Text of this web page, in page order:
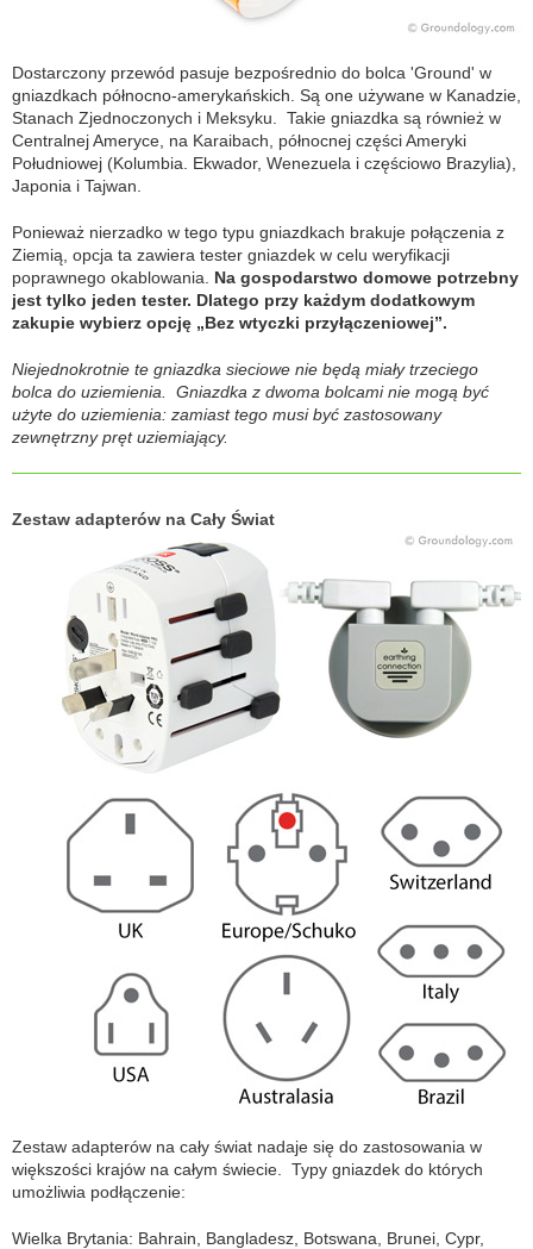
Dostarczony przewód pasuje bezpośrednio do bolca 'Ground' w
gniazdkach północno-amerykańskich. Są one używane w Kanadzie,
Stanach Zjednoczonych i Meksyku. Takie gniazdka są również w
Centralnej Ameryce, na Karaibach, północnej części Ameryki
Południowej (Kolumbia. Ekwador, Wenezuela i częściowo Brazylia),
Japonia i Tajwan.
Ponieważ nierzadko w tego typu gniazdkach brakuje połączenia z
Ziemią, opcja ta zawiera tester gniazdek w celu weryfikacji
poprawnego okablowania. Na gospodarstwo domowe potrzebny
jest tylko jeden tester. Dlatego przy każdym dodatkowym
zakupie wybierz opcję „Bez wtyczki przyłączeniowej”.
Niejednokrotnie te gniazdka sieciowe nie będą miały trzeciego
bolca do uziemienia. Gniazdka z dwoma bolcami nie mogą być
użyte do uziemienia: zamiast tego musi być zastosowany
zewnętrzny pręt uziemiający.
Zestaw adapterów na Cały Świat
Zestaw adapterów na cały świat nadaje się do zastosowania w
większości krajów na całym świecie. Typy gniazdek do których
umożliwia podłączenie:
Wielka Brytania: Bahrain, Bangladesz, Botswana, Brunei, Cypr,